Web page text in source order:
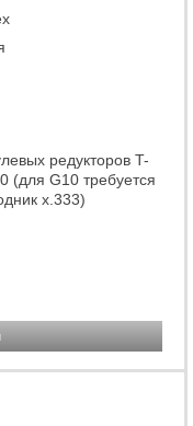
редукторов T-
(для G10 требуется
x.333)